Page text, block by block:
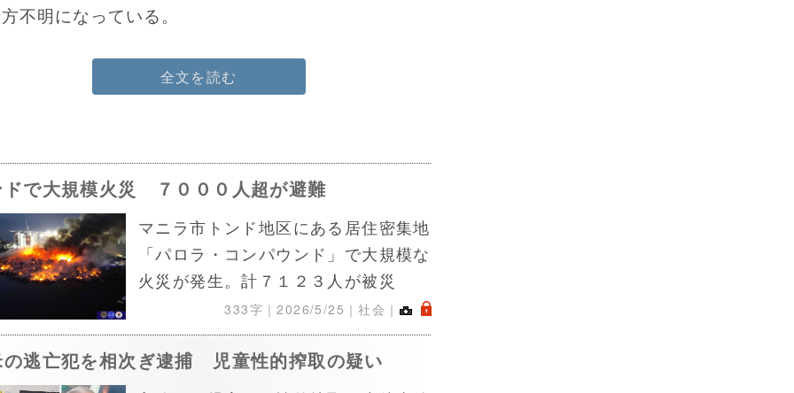
不明になっている。
全文を読む
ドで大規模火災 ７０００人超が避難
マニラ市トンド地区にある居住密集地
「パロラ・コンパウンド」で大規模な
火災が発生。計７１２３人が被災
333字｜2026/5/25 ｜社会｜ .
の逃亡犯を相次ぎ逮捕 児童性的搾取の疑い